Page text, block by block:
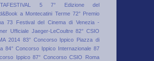
5
7° Edizione del
a Montecatini Terme 72° Premio
73 Festival del Cinema di Venezia -
Ufficiale Jaeger-LeCoultre 82° CSIO
2014 83° Concorso Ippico Piazza di
84° Concorso Ippico Internazionale 87
Ippico 87° Concorso CSIO Roma